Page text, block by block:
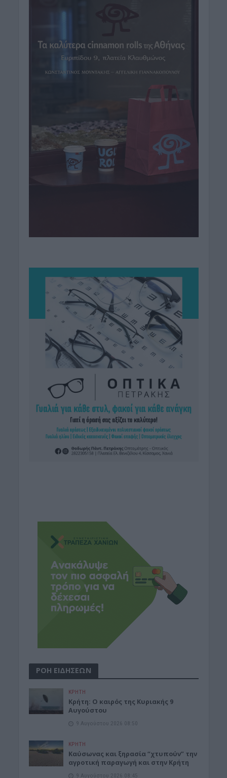
ΡΟΗ ΕΙΔΗΣΕΩΝ
ΚΡΗΤΗ
Κρήτη: Ο καιρός της Κυριακής 9
Αυγούστου
9 Αυγούστου 2026 08:50
ΚΡΗΤΗ
Καύσωνας και ξηρασία “χτυπούν” την
αγροτική παραγωγή και στην Κρήτη
9 Αυγούστου 2026 08:45